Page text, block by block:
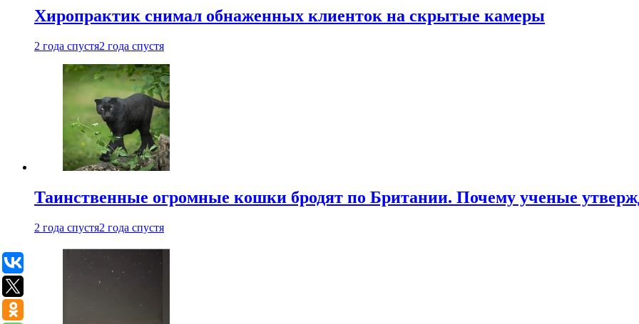
Хиропрактик снимал обнаженных клиенток на скрытые камеры
2 года спустя2 года спустя
Таинственные огромные кошки бродят по Британии. Почему ученые
2 года спустя2 года спустя